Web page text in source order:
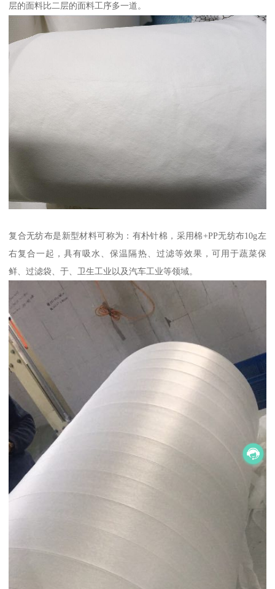
层的面料比二层的面料工序多一道。
复合无纺布是新型材料可称为：有朴针棉，采用棉+PP无纺布10g左
右复合一起，具有吸水、保温隔热、过滤等效果，可用于蔬菜保
鲜、过滤袋、于、卫生工业以及汽车工业等领域。